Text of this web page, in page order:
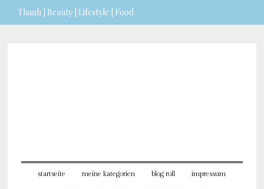
Thanh | Beauty | Lifestyle | Food
startseite meine kategorien blog roll impressum